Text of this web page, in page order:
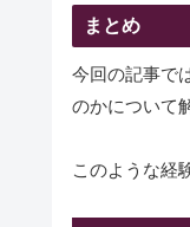
まとめ
今回の記事で
のかについて
このような経